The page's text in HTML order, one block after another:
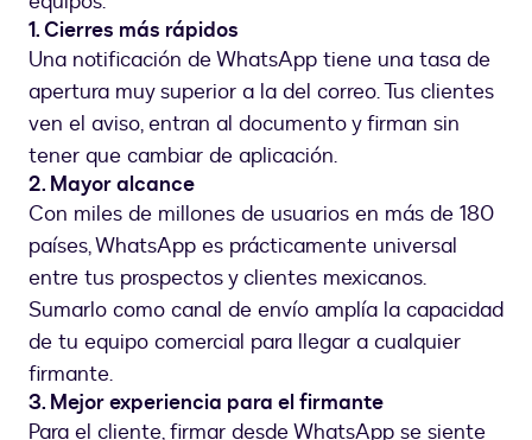
1. Cierres más rápidos
Una notificación de WhatsApp tiene una tasa de
apertura muy superior a la del correo. Tus clientes
ven el aviso, entran al documento y firman sin
tener que cambiar de aplicación.
2. Mayor alcance
Con miles de millones de usuarios en más de 180
países, WhatsApp es prácticamente universal
entre tus prospectos y clientes mexicanos.
Sumarlo como canal de envío amplía la capacidad
de tu equipo comercial para llegar a cualquier
firmante.
3. Mejor experiencia para el firmante
Para el cliente, firmar desde WhatsApp se siente